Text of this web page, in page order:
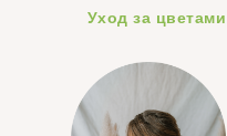
Уход за цветами